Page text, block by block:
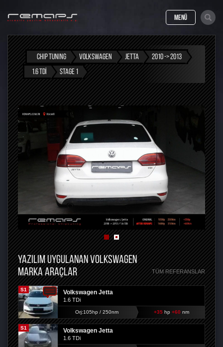
MENÜ
CHIP TUNING VOLKSWAGEN JETTA
2010 -> 2013
1.6 TDI
STAGE 1
YAZILIM UYGULANAN VOLKSWAGEN
MARKA ARAÇLAR
TÜM REFERANSLAR
S1 Volkswagen Jetta
1.6 TDi
Orj:105hp / 250nm +35hp +60 nm
S1 Volkswagen Jetta
1.6 TDi